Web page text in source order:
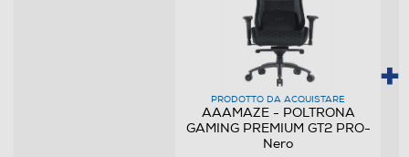
PRODOTTO DA ACQUISTARE
AAAMAZE - POLTRONA
GAMING PREMIUM GT2 PRO-
Nero